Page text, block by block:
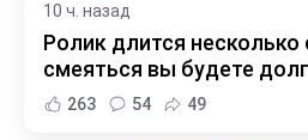
10 ч. назад
Ролик длится несколько
смеяться вы будете
263 54 49